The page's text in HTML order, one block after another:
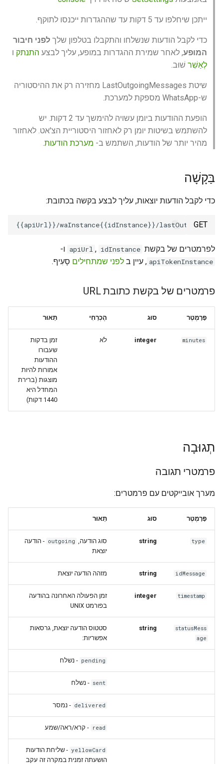
Get QR code via websocket
Link with phone number
Set profile picture
Get WhatsApp account
information
Archive
Send location
Send contact
Forward messages
Archive
Request examples
Remove group admin rights
Set group picture
Leave group
UnarchiveChat
Change the settings of
disappearing chat messages
Working with incoming calls
עבודה עם התראה על הקלדת
הודעות
Using GREEN-API Hosts
webhooks
WhatsApp capabilities
API features
How to send emoji or other
symbol via the API
How to run a VBA query
message get sent if I text
Working with files via API
Account blocking
ייתכן שיחלפו עד 5 דקות עד שההגדרות ייכנסו לתוקף.
כדי לקבל הודעות שנשלחו והתקבלו בטלפון שלך לפני חיבור
המופע, לאחר שמירת ההגדרות במופע, עליך לבצע התנתק ו
לְאַשֵׁר שׁוּב.
שיטת LastOutgoingMessages מחזירה רק את ההיסטוריה
ש-WhatsApp מספקת למערכת.
הופעת ההודעות ביומן עשויה להימשך עד 2 דקות. יש
להשתמש בשיטות יומן רק לאחזור היסטוריית הצ'אט. לאחזור
מהיר יותר של הודעות, השתמש ב- מערכת הודעות.
בַּקָשָׁה
כדי לקבל הודעות יוצאות, עליך לבצע בקשה בכתובת:
GET
לפרמטרים של בקשת apiUrl , idInstance ו-
apiTokenInstance , עיין ב לפני שמתחילים סָעִיף.
פרמטרים של בקשת כתובת URL
פָּרָמֶטֶר סוּג הֶכְרֵחִי תֵאוּר
minutes
integer לֹא
זמן בדקות
שעבורו
ההודעות
אמורות להיות
מוצגות (ברירת
המחדל היא
1440 דקות)
תְגוּבָה
פרמטרי תגובה
מערך אובייקטים עם פרמטרים:
פָּרָמֶטֶר סוּג תֵאוּר
type
string סוג הודעה, outgoing - הודעה
יוצאת
idMessage
string מזהה הודעה יוצאת
timestamp
integer
זמן הפעולה האחרונה בהודעה
בפורמט UNIX
statusMess
age
string
סטטוס הודעה יוצאת, גרסאות
אפשריות:
pending - נשלח
sent - נשלח
delivered - נמסר
read - קרא/ראה/שמע
yellowCard - שליחת הודעות
הושעתה זמנית במקרה זה עקב